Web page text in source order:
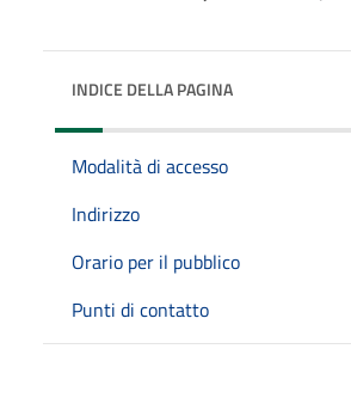
INDICE DELLA PAGINA
Modalità di accesso
Indirizzo
Orario per il pubblico
Punti di contatto